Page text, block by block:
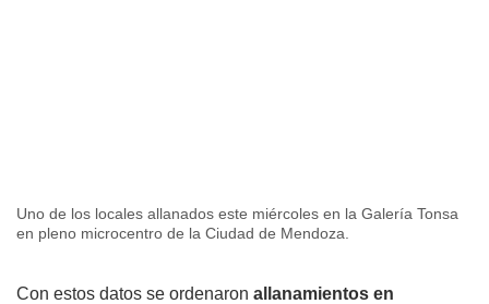
Uno de los locales allanados este miércoles en la Galería Tonsa
en pleno microcentro de la Ciudad de Mendoza.
Con estos datos se ordenaron allanamientos en